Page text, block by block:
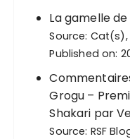
La gamelle
Source: Cat(s),
Published on:
Grogu –
Shakari par
Source: RSF